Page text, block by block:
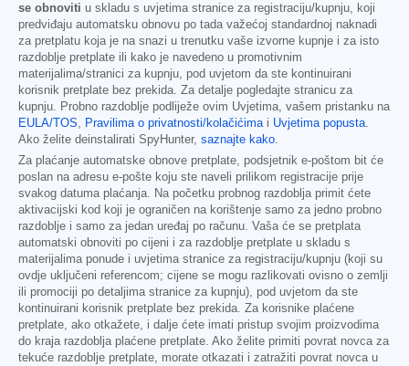
se obnoviti u skladu s uvjetima stranice za registraciju/kupnju, koji
predviđaju automatsku obnovu po tada važećoj standardnoj naknadi
za pretplatu koja je na snazi u trenutku vaše izvorne kupnje i za isto
razdoblje pretplate ili kako je navedeno u promotivnim
materijalima/stranici za kupnju, pod uvjetom da ste kontinuirani
korisnik pretplate bez prekida. Za detalje pogledajte stranicu za
kupnju. Probno razdoblje podliježe ovim Uvjetima, vašem pristanku na
EULA/TOS
Pravilima o privatnosti/kolačićima i Uvjetima popusta
Ako želite deinstalirati SpyHunter, saznajte kako
Za plaćanje automatske obnove pretplate, podsjetnik e-poštom bit će
poslan na adresu e-pošte koju ste naveli prilikom registracije prije
svakog datuma plaćanja. Na početku probnog razdoblja primit ćete
aktivacijski kod koji je ograničen na korištenje samo za jedno probno
razdoblje i samo za jedan uređaj po računu. Vaša će se pretplata
automatski obnoviti po cijeni i za razdoblje pretplate u skladu s
materijalima ponude i uvjetima stranice za registraciju/kupnju (koji su
ovdje uključeni referencom; cijene se mogu razlikovati ovisno o zemlji
ili promociji po detaljima stranice za kupnju), pod uvjetom da ste
kontinuirani korisnik pretplate bez prekida. Za korisnike plaćene
pretplate, ako otkažete, i dalje ćete imati pristup svojim proizvodima
do kraja razdoblja plaćene pretplate. Ako želite primiti povrat novca za
tekuće razdoblje pretplate, morate otkazati i zatražiti povrat novca u